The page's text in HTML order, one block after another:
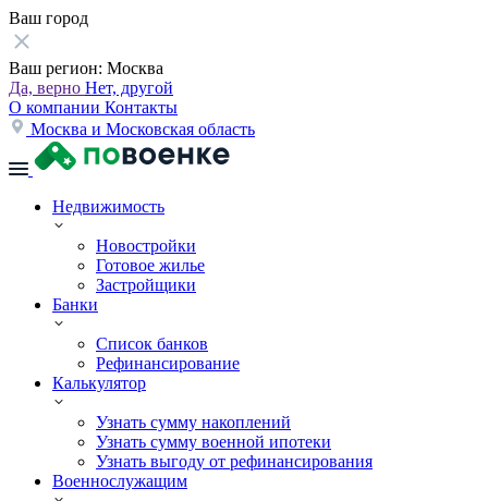
Ваш город
Ваш регион: Москва
Да, верно Нет, другой
О компании Контакты
Москва и Московская область
Недвижимость
Новостройки
Готовое жилье
Застройщики
Банки
Список банков
Рефинансирование
Калькулятор
Узнать сумму накоплений
Узнать сумму военной ипотеки
Узнать выгоду от рефинансирования
Военнослужащим